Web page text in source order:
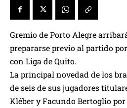
Gremio de Porto Alegre
prepararse previo al partido
con Liga de Quito.
La principal novedad de los
de seis de sus jugadores
Kléber y Facundo Bertoglio